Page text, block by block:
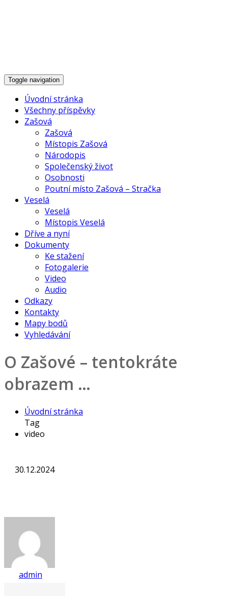
Toggle navigation
Úvodní stránka
Všechny příspěvky
Zašová
Zašová
Místopis Zašová
Národopis
Společenský život
Osobnosti
Poutní místo Zašová – Stračka
Veselá
Veselá
Místopis Veselá
Dříve a nyní
Dokumenty
Ke stažení
Fotogalerie
Video
Audio
Odkazy
Kontakty
Mapy bodů
Vyhledávání
O Zašové – tentokráte
obrazem …
Úvodní stránka
Tag
video
30.12.2024
admin